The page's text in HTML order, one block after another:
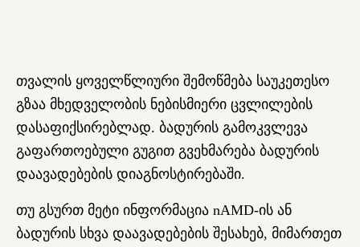
თვალის ყოველწლიური შემოწმება საუკეთესო
გზაა მხედველობის ნებისმიერი ცვლილების
დასაფიქსირებლად. ბადურის გამოკვლევა
გაფართოებული გუგით გვეხმარება ბადურის
დაავადებების დიაგნოსტირებაში.
თუ გსურთ მეტი ინფორმაცია nAMD-ის ან
ბადურის სხვა დაავადებების შესახებ, მიმართეთ